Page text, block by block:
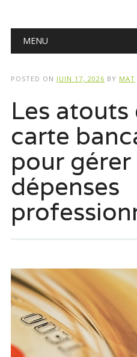
Main menu
MENU
POSTED ON JUIN 17, 2026 BY MAT
Les atouts
carte
pour gérer
dépenses